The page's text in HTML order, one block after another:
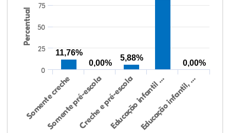
Percentual
Somente creche
Somente pré-escolaCreche e pré-escolaEducação infantil …
Educação infantil, …
0
25
50
75
11,76%
0,00%
5,88%
0,00%